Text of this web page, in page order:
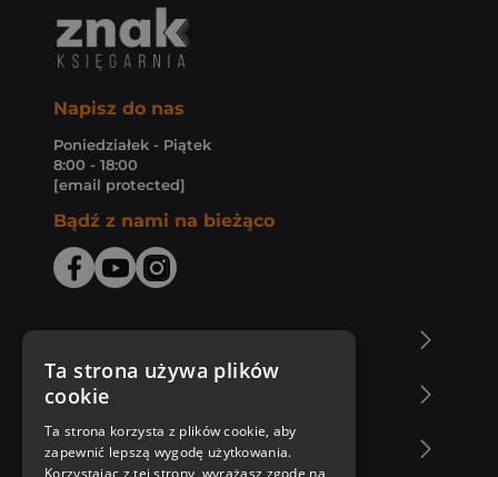
Napisz do nas
Poniedziałek - Piątek
8:00 - 18:00
[email protected]
Bądź z nami na bieżąco
Zakupy u nas
Nasza oferta
Ta strona używa plików
cookie
Ta strona korzysta z plików cookie, aby
zapewnić lepszą wygodę użytkowania.
Korzystając z tej strony, wyrażasz zgodę na